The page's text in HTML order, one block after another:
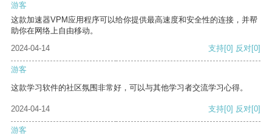
游客
这款加速器VPM应用程序可以给你提供最高速度和安全性的连接，并帮
助你在网络上自由移动。
2024-04-14
支持[0] 反对[0]
游客
这款学习软件的社区氛围非常好，可以与其他学习者交流学习心得。
2024-04-14 支持[0] 反对[0]
游客